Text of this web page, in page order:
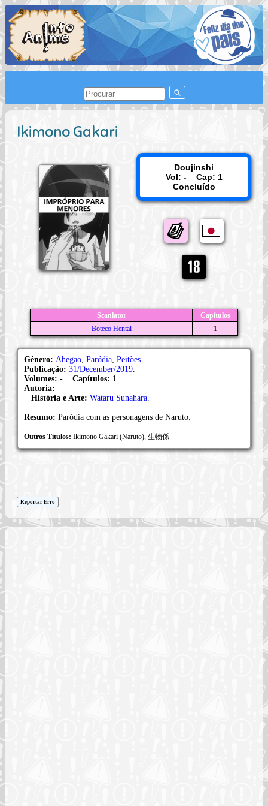
Ikimono Gakari
Doujinshi
Vol: - Cap: 1
Concluído
Scanlator
Capítulos
Boteco Hentai
1
Gênero: Ahegao Paródia Peitões
Publicação: 31/December/2019
Volumes: - Capítulos: 1
Autoria:
História e Arte: Wataru Sunahara
Resumo: Paródia com as personagens de Naruto.
Outros Títulos: Ikimono Gakari (Naruto), 生物係
Reportar Erro